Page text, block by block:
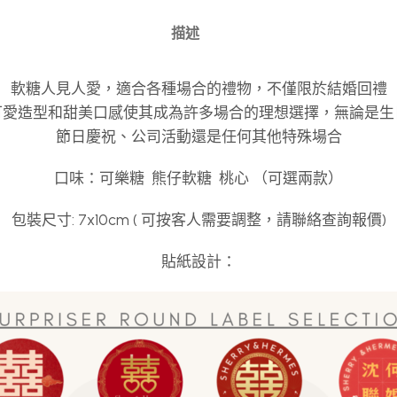
描述
軟糖人見人愛，適合各種場合的禮物，不僅限於結婚回禮
造型和甜美口感使其成為許多場合的理想選擇，無論是
節日慶祝、公司活動還是任何其他特殊場合
口味：可樂糖 熊仔軟糖 桃心 （可選兩款）
包裝尺寸: 7x10cm ( 可按客人需要調整，請聯絡查詢報價)
貼紙設計：